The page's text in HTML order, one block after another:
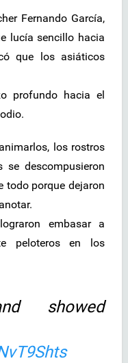
Fernando García,
lucía sencillo hacia
que los asiáticos
profundo hacia el
los rostros
se descompusieron
todo porque dejaron
embasar a
peloteros en los
showed